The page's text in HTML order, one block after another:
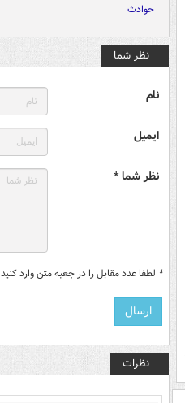
حوادث
نظر شما
نام
ایمیل
نظر شما *
* لطفا عدد مقابل را در جعبه متن وارد کنید
نظرات